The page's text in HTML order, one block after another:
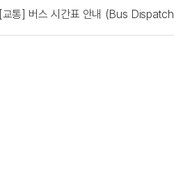
[교통] 버스 시간표 안내 (Bus